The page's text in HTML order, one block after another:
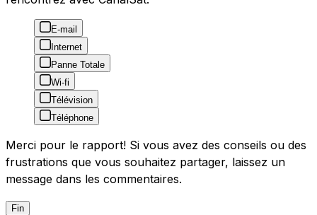
E-mail
Internet
Panne Totale
Wi-fi
Télévision
Téléphone
Merci pour le rapport! Si vous avez des conseils ou des
frustrations que vous souhaitez partager, laissez un
message dans les commentaires.
Fin